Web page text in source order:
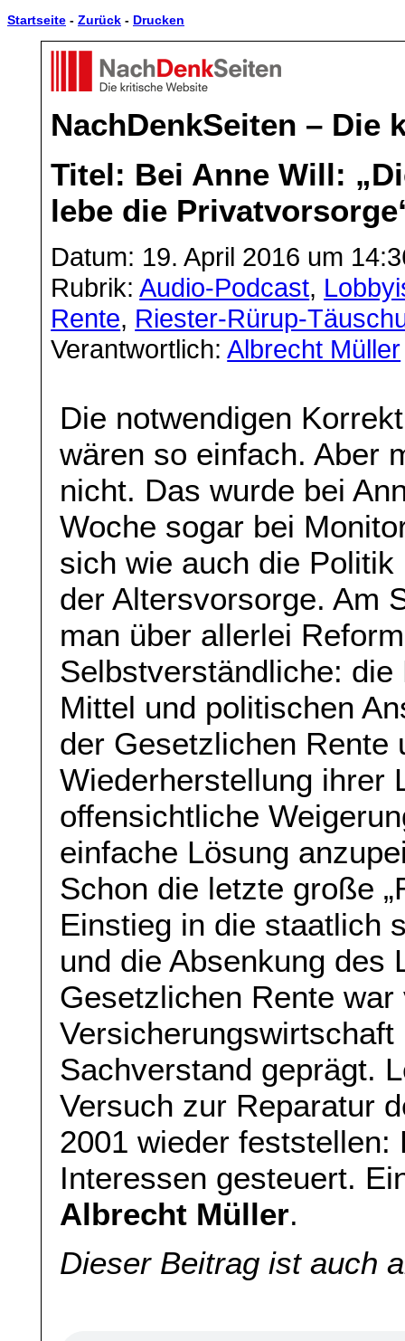
Startseite - Zurück - Drucken
NachDenkSeiten – Die
Titel: Bei Anne Will:
lebe die
Datum: 19. April 2016 um
Rubrik:Audio-Podcast,
Rente, Riester-Rürup-
Verantwortlich:Albrecht Müller
Die notwendigen
wären so einfach. Aber
nicht. Das wurde bei
Woche sogar bei
sich wie auch die
der Altersvorsorge. Am
man über allerlei
Selbstverständliche:
Mittel und politischen
der Gesetzlichen Rente
Wiederherstellung ihrer
offensichtliche
einfache Lösung
Schon die letzte große
Einstieg in die staatlich
und die Absenkung des
Gesetzlichen Rente
Sachverstand geprägt.
Versuch zur Reparatur
2001 wieder
Interessen gesteuert.
Albrecht Müller.
Dieser Beitrag ist auch